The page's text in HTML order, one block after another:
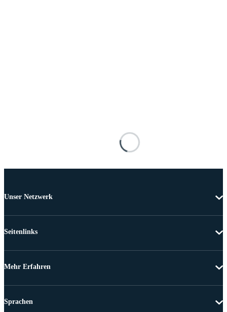
Unser Netzwerk
Seitenlinks
Mehr Erfahren
Sprachen